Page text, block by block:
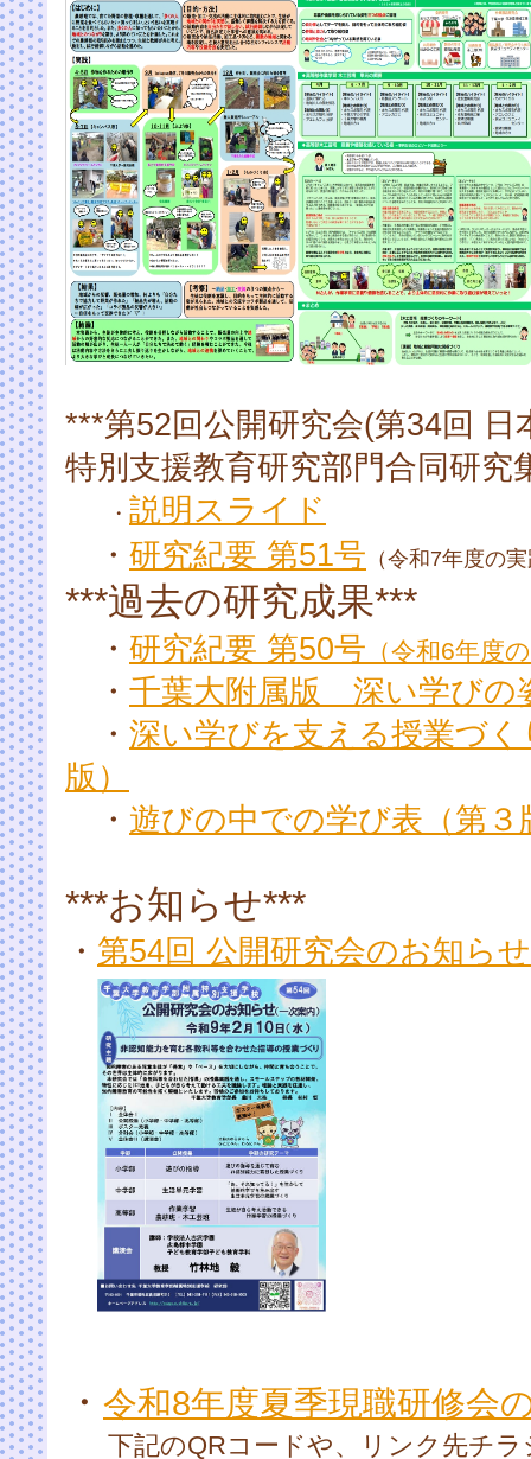
***第52回公開研究会(第34回 日
特別支援教育研究部門合同研究
・ 説明スライド
・ 研究紀要 第51号 （令和7年度の
***過去の研究成果***
・ 研究紀要 第50号 （令和6年度
・ 千葉大附属版 深い学びの
・ 深い学びを支える授業づく
版）
・ 遊びの中での学び表 （第
***お知らせ***
・ 第54回 公開研究会のお知ら
・ 令和8年度夏季現職研修会
下記のQRコードや、リンク先チ